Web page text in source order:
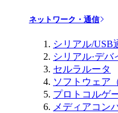
ネットワーク・通信
シリアル/USB
シリアル·デバ
セルラルータ
ソフトウェア
プロトコルゲ
メディアコン